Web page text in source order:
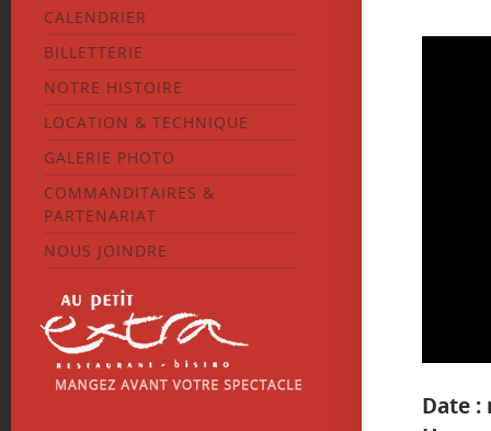
CALENDRIER
BILLETTERIE
NOTRE HISTOIRE
LOCATION & TECHNIQUE
GALERIE PHOTO
COMMANDITAIRES &
PARTENARIAT
NOUS JOINDRE
Date :